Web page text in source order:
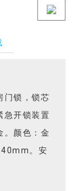
锁，锁芯